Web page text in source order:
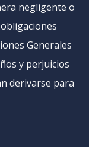
negligente o
Generales
y perjuicios
derivarse para